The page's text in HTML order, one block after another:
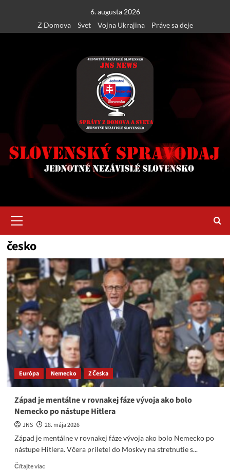
content
6. augusta 2026
Z Domova
Svet Vojna Ukrajina Práve sa deje
Menu
česko
Európa Nemecko Z Česka
Západ je mentálne v rovnakej fáze vývoja ako bolo
Nemecko po nástupe Hitlera
JNS
28. mája 2026
Západ je mentálne v rovnakej fáze vývoja ako bolo Nemecko po
nástupe Hitlera. Včera priletel do Moskvy na stretnutie s...
Čítajte viacRead